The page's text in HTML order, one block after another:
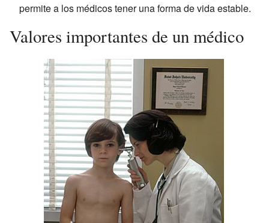
permite a los médicos tener una forma de vida estable.
Valores importantes de un médico